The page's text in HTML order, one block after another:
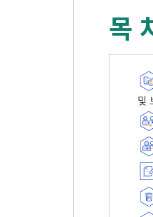
목
및